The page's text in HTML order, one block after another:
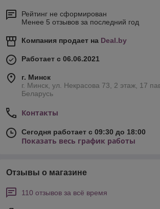
Рейтинг не сформирован
Менее 5 отзывов за последний год
Компания продает на Deal.by
Работает с 06.06.2021
г. Минск
г. Минск, ул. Некрасова 73, 2 этаж, 17
Беларусь
Контакты
Сегодня работает с 09:30 до 18:00
Показать весь график работы
Отзывы о магазине
110 отзывов за всё время